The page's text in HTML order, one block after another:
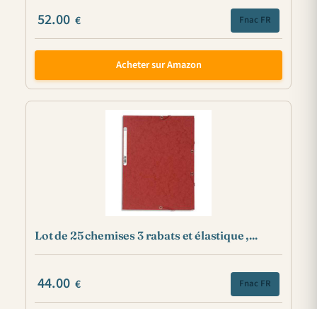
52.00 € Fnac FR
Acheter sur Amazon
Lot de 25 chemises 3 rabats et élastique ,...
44.00 € Fnac FR